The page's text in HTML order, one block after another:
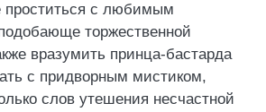
проститься с любимым
торжественной
вразумить принца-бастарда
с придворным мистиком,
слов утешения несчастной